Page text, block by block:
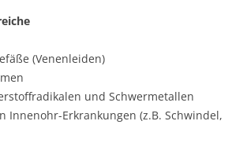
(Venenleiden)
und Schwermetallen
Innenohr-Erkrankungen (z.B. Schwindel,